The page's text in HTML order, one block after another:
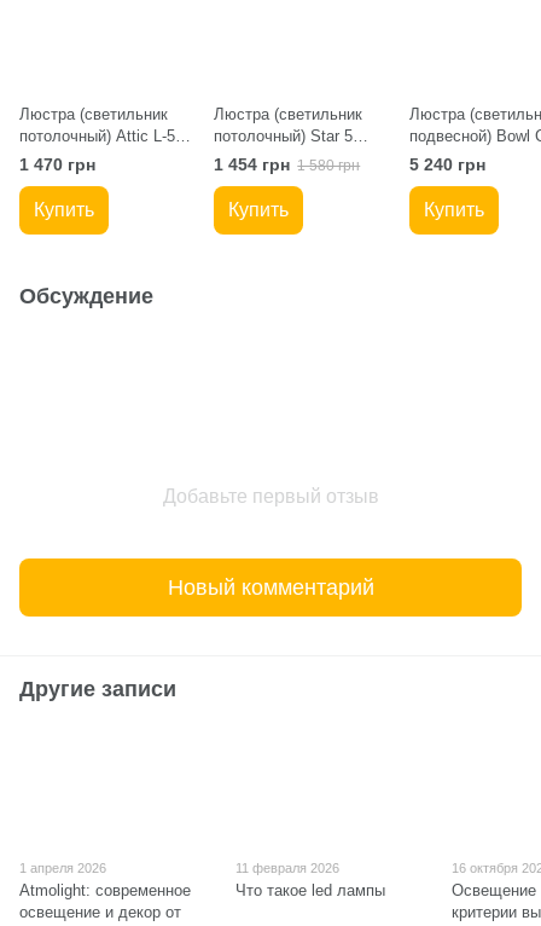
Люстра (светильник
потолочный) Attic L-5
C400 Black
1 470 грн
Купить
Люстра (светильник
потолочный) Star 5
840/320 Black
1 454 грн 1 580 грн
Купить
Люстра
подвесной) Bowl
Black/Gold
5 240 грн
Купить
Обсуждение
Добавьте первый отзыв
Новый комментарий
Другие записи
1 апреля 2026
Atmolight: современное
освещение и декор от
11 февраля 2026
Что такое led лампы
16 октября
Освещение
критерии